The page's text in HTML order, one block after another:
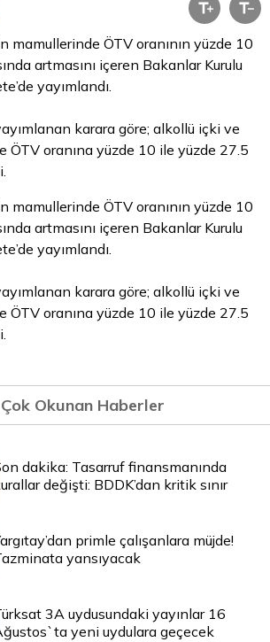
mamullerinde ÖTV oranının yüzde 10
artmasını içeren Bakanlar Kurulu
yayımlandı.
karara göre; alkollü içki ve
ÖTV oranına yüzde 10 ile yüzde 27.5
mamullerinde ÖTV oranının yüzde 10
artmasını içeren Bakanlar Kurulu
yayımlandı.
karara göre; alkollü içki ve
ÖTV oranına yüzde 10 ile yüzde 27.5
Çok Okunan Haberler
dakika: Tasarruf finansmanında
değişti: BDDK’dan kritik sınır
primle çalışanlara müjde!
yansıyacak
3A uydusundaki yayınlar 16
yeni uydulara geçecek